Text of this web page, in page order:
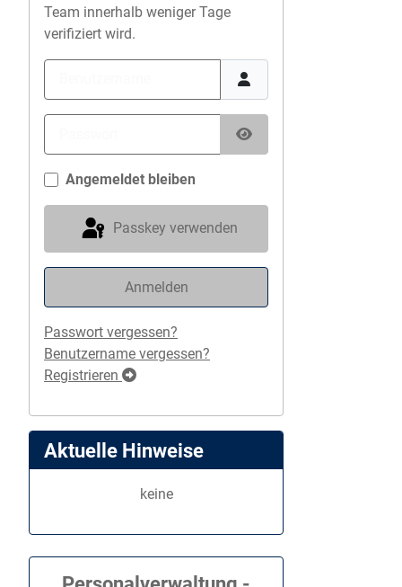
Team innerhalb weniger Tage
verifiziert wird.
Benutzername
Passwort
Passwort anzeigen
Angemeldet bleiben
Passkey verwenden
Anmelden
Passwort vergessen?
Benutzername vergessen?
Registrieren
Aktuelle Hinweise
keine